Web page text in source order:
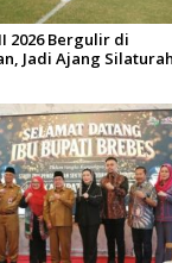
2026 Bergulir di
Jadi Ajang